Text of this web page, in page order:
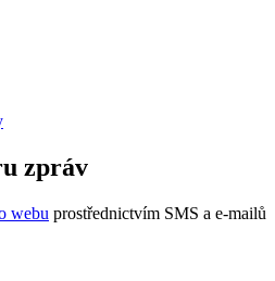
zpráv
webu prostřednictvím SMS a e-mailů